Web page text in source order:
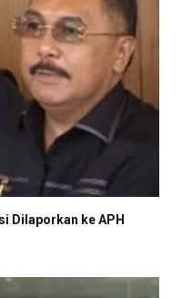
Dilaporkan ke APH